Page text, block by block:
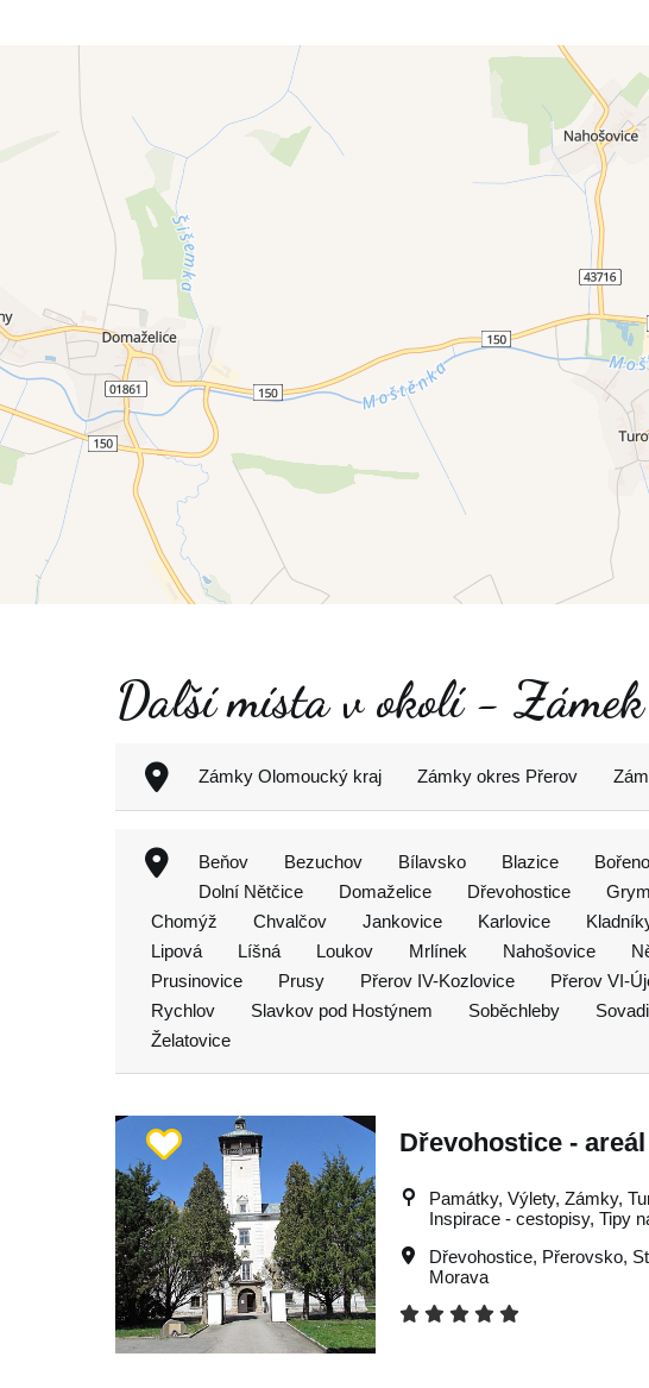
Další místa v okolí - Zámek
Zámky Olomoucký kraj Zámky okres Přerov
Beňov Bezuchov Bílavsko Blazice
Dolní Nětčice
Domaželice Dřevohostice
Chomýž
Chvalčov Jankovice Karlovice
Lipová
Líšná Loukov Mrlínek Nahošovice
Prusinovice
Prusy Přerov IV-Kozlovice Přerov VI-
Rychlov
Slavkov pod Hostýnem Soběchleby
Želatovice
Dřevohostice -
Památky, Výlety, Zámky,
Inspirace - cestopisy, Tipy
Dřevohostice, Přerovsko,
Morava